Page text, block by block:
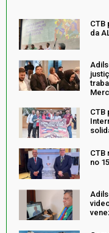
CTB
da
CTB
CTB
no